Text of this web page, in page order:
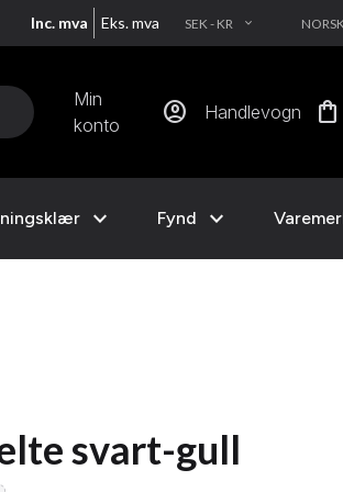
Inc. mva Eks. mva SEK - KR EXPAND_MORE NORSK
Min
konto
account_circle Handlevogn shopping_bag
expand_more Fynd expand_more
svart-gull